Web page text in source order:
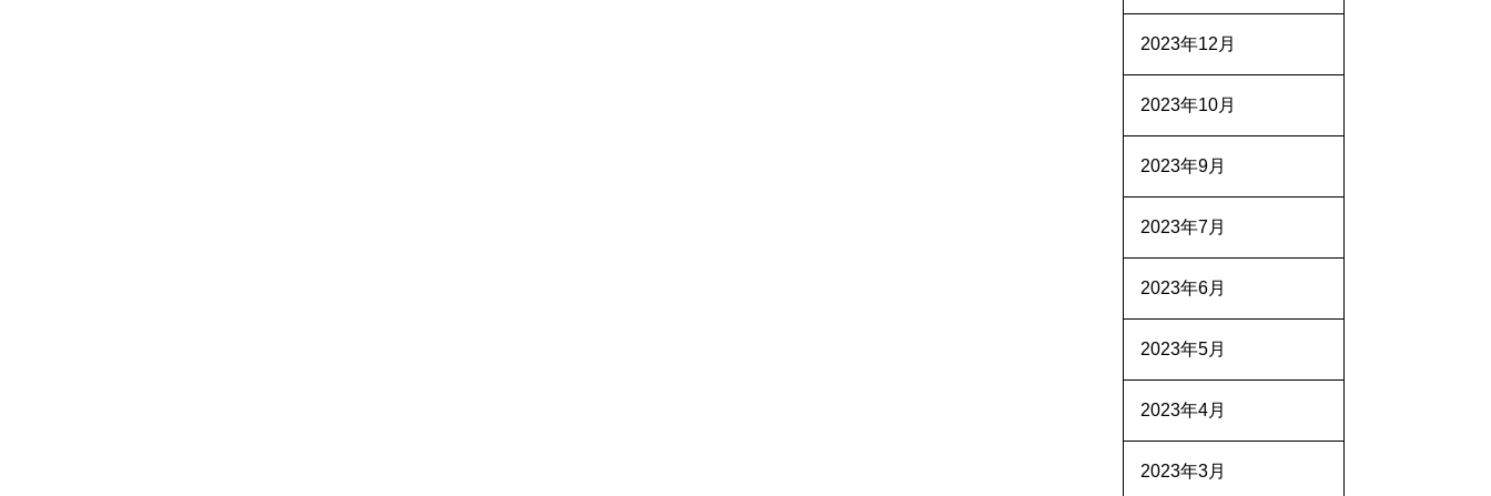
2023年12月
2023年10月
2023年9月
2023年7月
2023年6月
2023年5月
2023年4月
2023年3月